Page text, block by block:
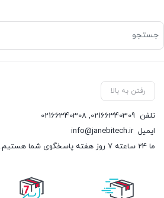
رفتن به بالا
تلفن 02166340309
,
02166340308
ایمیلinfo@janebitech.ir
ما 24 ساعته 7 روز هفته پاسخگوی شما هستیم.